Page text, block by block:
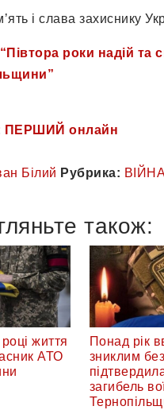
і слава захиснику
“Півтора роки надій та
ПЕРШИЙ онлайн
Білий Рубрика:
також:
життя
АТО
Понад рік
зниклим
загибель